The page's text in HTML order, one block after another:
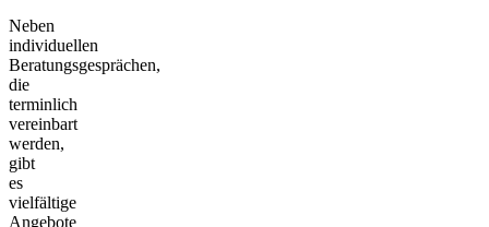
Neben
individuellen
Beratungsgesprächen,
die
terminlich
vereinbart
werden,
gibt
es
vielfältige
Angebote